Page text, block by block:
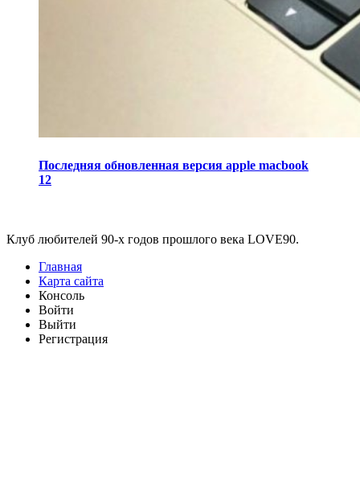
Последняя обновленная версия apple macbook
12
Клуб любителей 90-х годов прошлого века LOVE90.
Главная
Карта сайта
Консоль
Войти
Выйти
Регистрация